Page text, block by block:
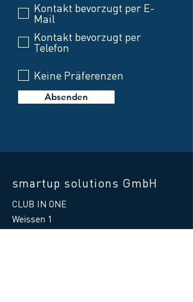
Kontakt bevorzugt per E-
Mail
Kontakt bevorzugt per
Telefon
Keine Präferenzen
Absenden
smartup solutions GmbH
CLUB IN ONE
Weissen 1